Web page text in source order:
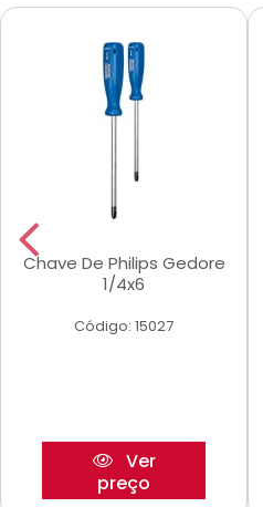
Chave De Philips Gedore
1/4x6
Código: 15027
Ver
preço